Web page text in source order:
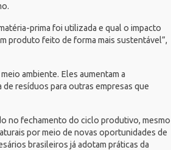
prima foi utilizada e qual o impacto
produto feito de forma mais sustentável”,
ambiente. Eles aumentam a
resíduos para outras empresas que
no fechamento do ciclo produtivo, mesmo
por meio de novas oportunidades de
brasileiros já adotam práticas da